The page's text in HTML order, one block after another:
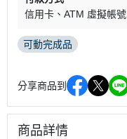
信用卡
ATM 虛擬帳號
可動完成品
分享商品到
商品詳情